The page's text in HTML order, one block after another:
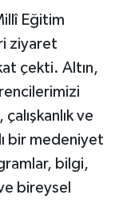
Eğitim
ziyaret
çekti. Altın,
ve
bir medeniyet
bilgi,
bireysel